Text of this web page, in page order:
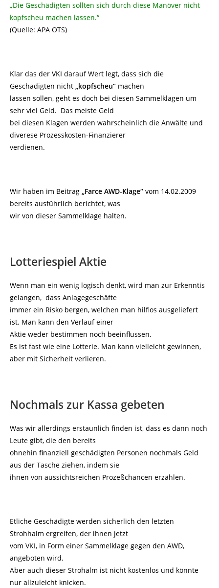
„Die Geschädigten sollten sich durch diese Manöver nicht
kopfscheu machen lassen.“
(Quelle: APA OTS)
Klar das der VKI darauf Wert legt, dass sich die
Geschädigten nicht „kopfscheu“ machen
lassen sollen, geht es doch bei diesen Sammelklagen um
sehr viel Geld. Das meiste Geld
bei diesen Klagen werden wahrscheinlich die Anwälte und
diverese Prozesskosten-Finanzierer
verdienen.
Wir haben im Beitrag „Farce AWD-Klage“ vom 14.02.2009
bereits ausführlich berichtet, was
wir von dieser Sammelklage halten.
Lotteriespiel Aktie
Wenn man ein wenig logisch denkt, wird man zur Erkenntis
gelangen, dass Anlagegeschäfte
immer ein Risko bergen, welchen man hilflos ausgeliefert
ist. Man kann den Verlauf einer
Aktie weder bestimmen noch beeinflussen.
Es ist fast wie eine Lotterie. Man kann vielleicht gewinnen,
aber mit Sicherheit verlieren.
Nochmals zur Kassa gebeten
Was wir allerdings erstaunlich finden ist, dass es dann noch
Leute gibt, die den bereits
ohnehin finanziell geschädigten Personen nochmals Geld
aus der Tasche ziehen, indem sie
ihnen von aussichtsreichen Prozeßchancen erzählen.
Etliche Geschädigte werden sicherlich den letzten
Strohhalm ergreifen, der ihnen jetzt
vom VKI, in Form einer Sammelklage gegen den AWD,
angeboten wird.
Aber auch dieser Strohalm ist nicht kostenlos und könnte
nur allzuleicht knicken.